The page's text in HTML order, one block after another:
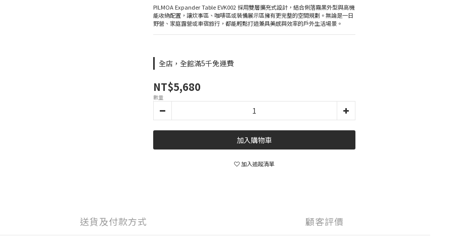
PILMOA Expander Table EVK002 採用雙層擴充式設計，結合俐落霧黑外型與高機
能收納配置，讓炊事區、咖啡區或裝備展示區擁有更完整的空間規劃。無論是一日
野營、家庭露營或車宿旅行，都能輕鬆打造兼具美感與效率的戶外生活場景。
全店，全館滿5千免運費
NT$5,680
數量
加入購物車
加入追蹤清單
送貨及付款方式 顧客評價